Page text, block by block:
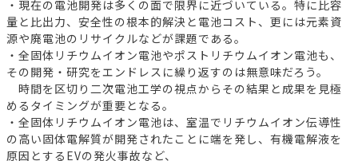
・現在の電池開発は多くの面で限界に近づいている。特に比容
量と比出力、安全性の根本的解決と電池コスト、更には元素資
源や廃電池のリサイクルなどが課題である。
・全固体リチウムイオン電池やポストリチウムイオン電池も、
その開発・研究をエンドレスに繰り返すのは無意味だろう。
時間を区切り二次電池工学の視点からその結果と成果を見極
めるタイミングが重要となる。
・全固体リチウムイオン電池は、室温でリチウムイオン伝導性
の高い固体電解質が開発されたことに端を発し、有機電解液を
原因とするEVの発火事故など、